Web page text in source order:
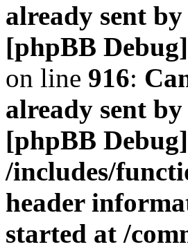
already sent
[phpBB
on line 916:
already sent
[phpBB
/includes/
header
started at /